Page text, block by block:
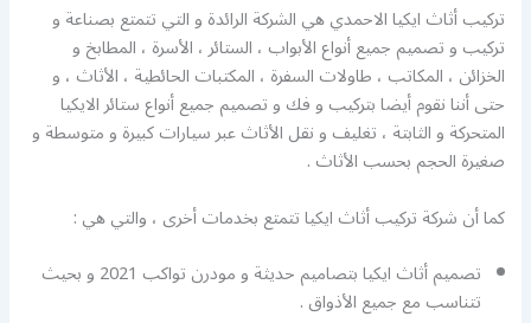
تركيب أثاث ايكيا الاحمدي هي الشركة الرائدة و التي تتمتع بصناعة و
تركيب و تصميم جميع أنواع الأبواب ، الستائر ، الأسرة ، المطابخ و
الخزائن ، المكاتب ، طاولات السفرة ، المكتبات الحائطية ، الأثاث ، و
حتى أننا نقوم أيضا بتركيب و فك و تصميم جميع أنواع ستائر الايكيا
المتحركة و الثابتة ، تغليف و نقل الأثاث عبر سيارات كبيرة و متوسطة و
صغيرة الحجم بحسب الأثاث .
كما أن شركة تركيب أثاث ايكيا تتمتع بخدمات أخرى ، والتي هي :
تصميم أثاث ايكيا بتصاميم حديثة و مودرن تواكب 2021 و بحيث
تتناسب مع جميع الأذواق .